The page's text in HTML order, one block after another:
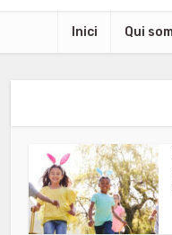
Inici Qui som